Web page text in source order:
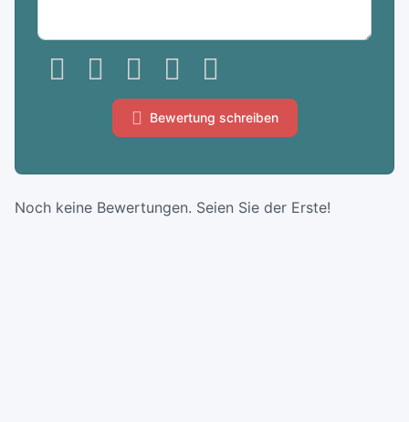
Bewertung schreiben
Noch keine Bewertungen. Seien Sie der Erste!